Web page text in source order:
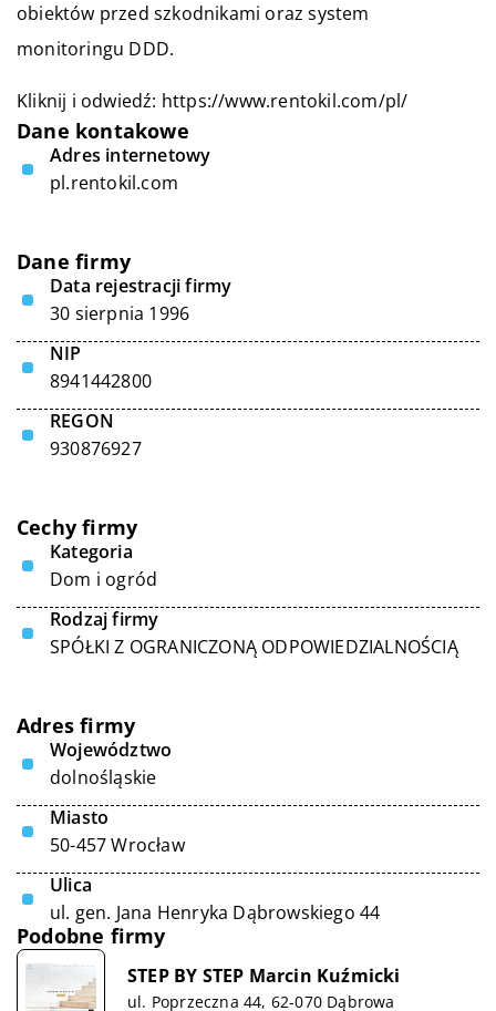
obiektów przed szkodnikami oraz system
monitoringu DDD.
Kliknij i odwiedź: https://www.rentokil.com/pl/
Dane kontakowe
Adres internetowy
pl.rentokil.com
Dane firmy
Data rejestracji firmy
30 sierpnia 1996
NIP
8941442800
REGON
930876927
Cechy firmy
Kategoria
Dom i ogród
Rodzaj firmy
SPÓŁKI Z OGRANICZONĄ ODPOWIEDZIALNOŚCIĄ
Adres firmy
Województwo
dolnośląskie
Miasto
50-457 Wrocław
Ulica
ul. gen. Jana Henryka Dąbrowskiego 44
Podobne firmy
STEP BY STEP Marcin Kuźmicki
ul. Poprzeczna 44, 62-070 Dąbrowa